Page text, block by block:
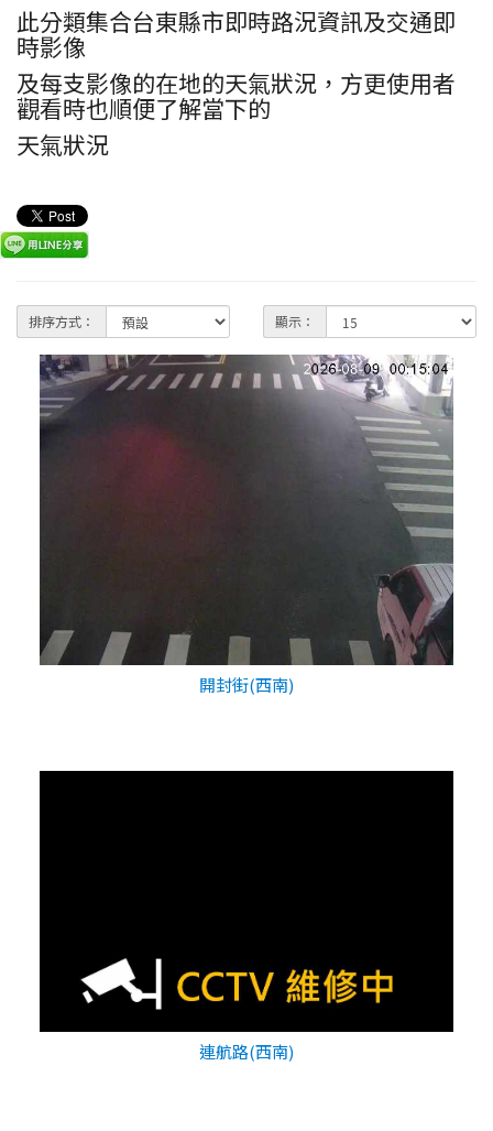
此分類集合台東縣市即時路況資訊及交通即
時影像
及每支影像的在地的天氣狀況，方更使用者
觀看時也順便了解當下的
天氣狀況
排序方式： 顯示：
開封街(西南)
連航路(西南)